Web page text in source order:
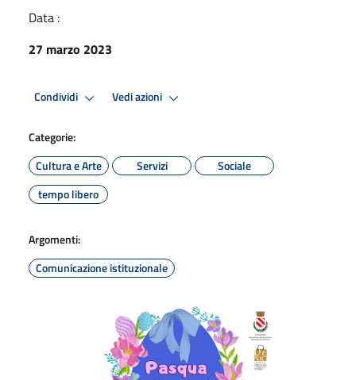
Data :
27 marzo 2023
Condividi Vedi azioni
Categorie:
Cultura e Arte
Servizi
Sociale
tempo libero
Argomenti:
Comunicazione istituzionale